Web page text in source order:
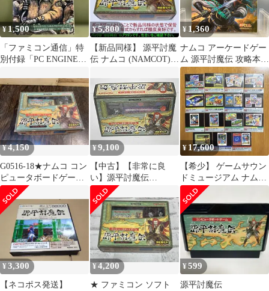
¥1,500
「ファミコン通信」特
別付録「PC ENGINE通
つうしん）」
¥5,800
【新品同様】 源平討魔
伝 ナムコ (NAMCOT)
確認済》
¥ 1,360
ナムコ アーケードゲー
ム 源平討魔伝 攻略本
〇勝PCエンジン 1990年
4月号 付録 HM15
¥4,150
G0516-18★ナムコ コン
ピュータボードゲーム
源平討魔伝
¥9,100
【中古】【非常に良
い】源平討魔伝
p706p5g
¥ 17,600
【希少】 ゲームサウン
ドミュージアム ナムコ
ット編 全種セット 価格
交渉OK！
¥3,300
【ネコポス発送】
¥4,200
★ ファミコン ソフト
¥599
源平討魔伝